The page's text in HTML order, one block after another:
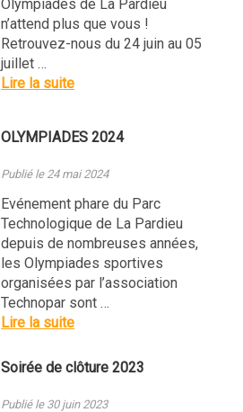
Olympiades de La Pardieu
n’attend plus que vous !
Retrouvez-nous du 24 juin au 05
juillet …
Lire la suite
OLYMPIADES 2024
Publié le 24 mai 2024
Evénement phare du Parc
Technologique de La Pardieu
depuis de nombreuses années,
les Olympiades sportives
organisées par l’association
Technopar sont …
Lire la suite
Soirée de clôture 2023
Publié le 30 juin 2023